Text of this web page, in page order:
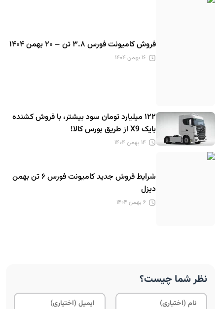
فروش کامیونت فورس ۳.۸ تن – ۲۰ بهمن ۱۴۰۴
۱۶ بهمن ۱۴۰۴
۱۲۲ میلیارد تومان سود بیشتر، با فروش کشنده
بایک X9 از طریق بورس کالا!
۱۴ بهمن ۱۴۰۴
شرایط فروش جدید کامیونت فورس ۶ تن بهمن
دیزل
۶ بهمن ۱۴۰۴
نظر شما چیست؟